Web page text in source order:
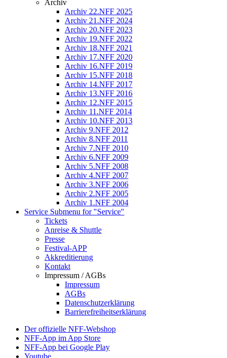
Archiv
Archiv 22.NFF 2025
Archiv 21.NFF 2024
Archiv 20.NFF 2023
Archiv 19.NFF 2022
Archiv 18.NFF 2021
Archiv 17.NFF 2020
Archiv 16.NFF 2019
Archiv 15.NFF 2018
Archiv 14.NFF 2017
Archiv 13.NFF 2016
Archiv 12.NFF 2015
Archiv 11.NFF 2014
Archiv 10.NFF 2013
Archiv 9.NFF 2012
Archiv 8.NFF 2011
Archiv 7.NFF 2010
Archiv 6.NFF 2009
Archiv 5.NFF 2008
Archiv 4.NFF 2007
Archiv 3.NFF 2006
Archiv 2.NFF 2005
Archiv 1.NFF 2004
Service Submenu for "Service"
Tickets
Anreise & Shuttle
Presse
Festival-APP
Akkreditierung
Kontakt
Impressum / AGBs
Impressum
AGBs
Datenschutzerklärung
Barrierefreiheitserklärung
Der offizielle NFF-Webshop
NFF-App im App Store
NFF-App bei Google Play
Youtube